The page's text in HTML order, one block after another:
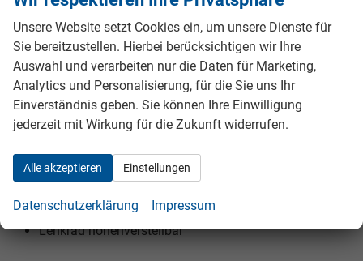
INNENAUSSTATTUNG UND KOMFORT:
Zentralverriegelung mit Funk
Außenspiegel elektrisch verstellbar
Außenspiegel beheizbar
Elektrische Fensterheber vorne und hinten
Fahrersitz höhenverstellbar
Kindersitzvorbereitung (ISOFIX)
Rücksitzbank teilbar
Lenkrad höhenverstellbar
Unsere Website setzt Cookies ein, um unsere Dienste für
Sie bereitzustellen. Hierbei berücksichtigen wir Ihre
Auswahl und verarbeiten nur die Daten für Marketing,
Analytics und Personalisierung, für die Sie uns Ihr
Einverständnis geben. Sie können Ihre Einwilligung
jederzeit mit Wirkung für die Zukunft widerrufen.
Alle akzeptieren Einstellungen
Datenschutzerklärung Impressum